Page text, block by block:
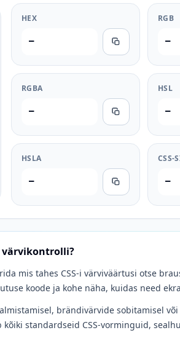
HEX
—
RGB
—
RGBA
—
HSL
—
HSLA
—
CSS-
—
värvikontrolli?
mis tahes CSS-i värviväärtusi otse
koode ja kohe näha, kuidas need
brändivärvide sobitamisel
standardseid CSS-vorminguid,